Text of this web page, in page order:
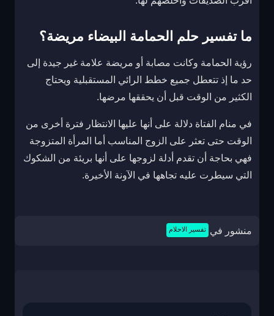
ما تفسير حلم الحمامة البيضاء مريضة؟
رؤية الحمامة وكانت مصابة أو مريضة علامة غير جيدة إلى
حد ما إذ تتعطل جميع خطط الرائي المستقبلية ويحتاج
الكثير من الوقت قبل أن يحققها مرضها.
في منام الفتاة دلالة على أنها عليها الانتظار فترة أخرى من
الوقت حتى تعثر على الزوج المناسب أما المرأة المتزوجة
فهي بحاجة أن تقدم أدلة لزوجها على أنها بريئة من الشكوك
التي سيطرت عليه تجاهها في الآونة الأخيرة.
منشور في تفسير الاحلام